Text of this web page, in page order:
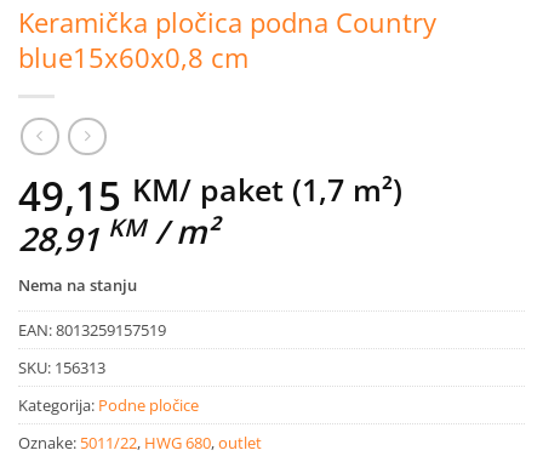
Keramička pločica podna Country
blue15x60x0,8 cm
49,15 KM/ paket (1,7 m²)
28,91 KM / m²
Nema na stanju
EAN:8013259157519
SKU: 156313
Kategorija: Podne pločice
Oznake: 5011/22, HWG 680,outlet